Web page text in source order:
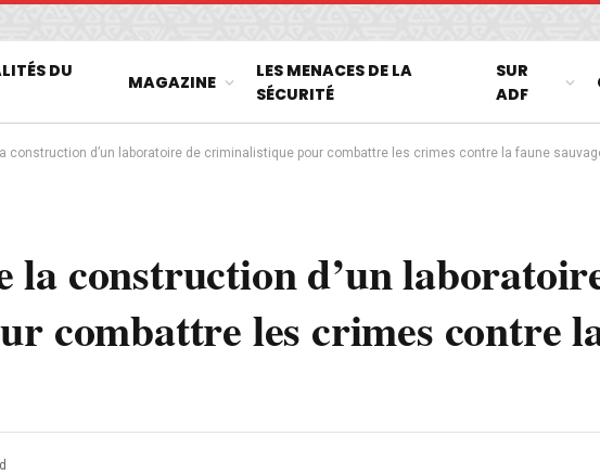
DU
MAGAZINE
LES MENACES DE LA
SÉCURITÉ
SUR
ADF
construction d’un laboratoire de criminalistique pour combattre les crimes contre la faune
la construction d’un
combattre les crimes contre